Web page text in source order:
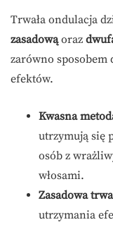
Trwała ondulacja
zasadowąoraz
zarówno sposobem
efektów.
Kwasna
utrzymują się
osób z
włosami.
Zasadowa
utrzymania